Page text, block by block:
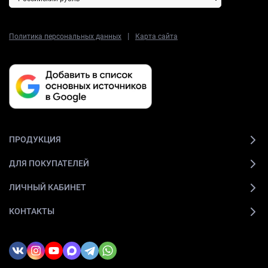
Политика персональных данных | Карта сайта
ПРОДУКЦИЯ
ДЛЯ ПОКУПАТЕЛЕЙ
ЛИЧНЫЙ КАБИНЕТ
КОНТАКТЫ